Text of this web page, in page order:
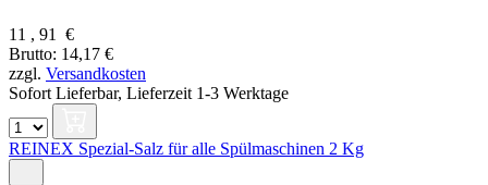
11 , 91
€
Brutto: 14,17 €
zzgl. Versandkosten
Sofort Lieferbar, Lieferzeit 1-3 Werktage
REINEX Spezial-Salz für alle Spülmaschinen 2 Kg